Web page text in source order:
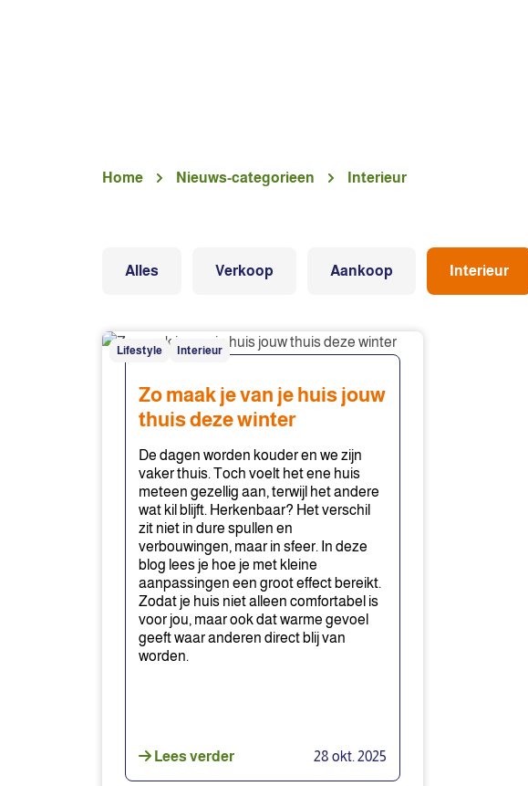
Home Nieuws-categorieen Interieur
Alles Verkoop Aankoop Interieur
Zo
maak
winter
Lifestyle Interieur
Zo maak je van je huis jouw
thuis deze winter
De dagen worden kouder en we zijn
vaker thuis. Toch voelt het ene huis
meteen gezellig aan, terwijl het andere
wat kil blijft. Herkenbaar? Het verschil
zit niet in dure spullen en
verbouwingen, maar in sfeer. In deze
blog lees je hoe je met kleine
aanpassingen een groot effect bereikt.
Zodat je huis niet alleen comfortabel is
voor jou, maar ook dat warme gevoel
geeft waar anderen direct blij van
worden.
Lees verder 28 okt. 2025